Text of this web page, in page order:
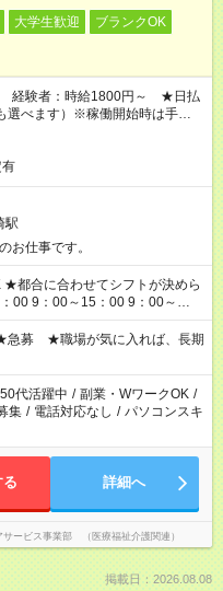
大学生歓迎
ブランクOK
経験者：時給1800円～ ★日払
選べます）※稼働開始時は手続き
駅
仕事です。
00 9：00～15：00 9：00～
内できません ※法令に基づき、
の加入対象となります ※労働者
）により、短時間・短期間の就
ます
急募 ★職場が気に入れば、長期
代活躍中 / 副業・WワークOK /
集 / 電話対応なし / パソコンスキ
る 詳細へ
ービス事業部 （医療福祉介護関連）
掲載日：2026.08.08